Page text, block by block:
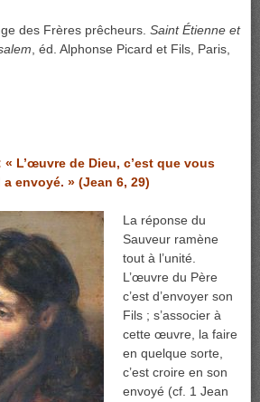
des Frères prêcheurs. Saint Étienne et
, éd. Alphonse Picard et Fils, Paris,
L’œuvre de Dieu, c’est que vous
envoyé. » (Jean 6, 29)
La réponse du
Sauveur ramène
tout à l’unité.
L’œuvre du Père
c’est d’envoyer son
Fils ; s’associer à
cette œuvre, la faire
en quelque sorte,
c’est croire en son
envoyé (cf. 1 Jean